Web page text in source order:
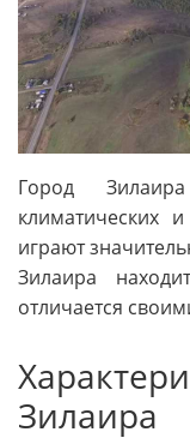
Город
климатических
играют
Зилаира
отличается
Зилаира